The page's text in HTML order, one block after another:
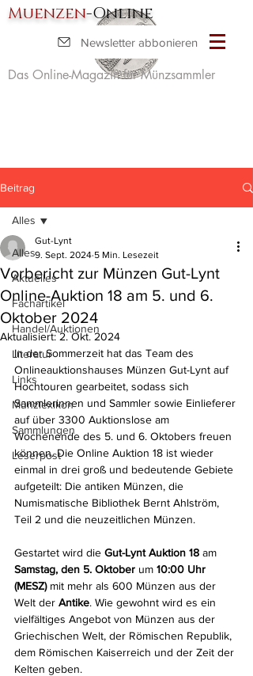
Muenzen-Online
Das Online-Magazin für Münzsammler
Newsletter abbonieren
Beitrag
Alles
Aktuelles
Fachartikel
Handel/Auktionen
Literatur
Links
Münzlexikon
Sammlungen
Leserpost
Alles
Vorbericht zur Münzen Gut-Lynt
Online-Auktion 18 am 5. und 6.
Oktober 2024
Gut-Lynt
9. Sept. 2024 5 Min. Lesezeit
Aktualisiert:2. Okt. 2024
In der Sommerzeit hat das Team des
Onlineauktionshauses Münzen Gut-Lynt auf
Hochtouren gearbeitet, sodass sich
Sammlerinnen und Sammler sowie Einlieferer
auf über 3300 Auktionslose am
Wochenende des 5. und 6. Oktobers freuen
können. Die Online Auktion 18 ist wieder
einmal in drei groß und bedeutende Gebiete
aufgeteilt: Die antiken Münzen, die
Numismatische Bibliothek Bernt Ahlström,
Teil 2 und die neuzeitlichen Münzen.
Gestartet wird die Gut-Lynt Auktion 18 am
Samstag, den 5. Oktober um 10:00 Uhr
(MESZ) mit mehr als 600 Münzen aus der
Welt der Antike. Wie gewohnt wird es ein
vielfältiges Angebot von Münzen aus der
Griechischen Welt, der Römischen Republik,
dem Römischen Kaiserreich und der Zeit der
Kelten geben.